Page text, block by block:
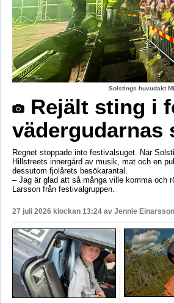
Solstings huvudakt
Rejält sting i
vädergudarnas
Regnet stoppade inte festivalsuget. När
Hillstreets innergård av musik, mat och en
dessutom fjolårets besökarantal.
– Jag är glad att så många ville komma och
Larsson från festivalgruppen.
27 juli 2026 klockan 13:24 av Jennie Einarsson